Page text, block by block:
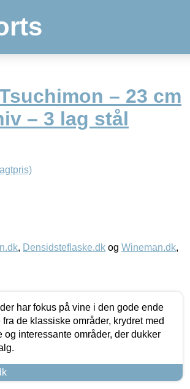
– 23 cm
– 3 lag stål
, Densidsteflaske.dk og Wineman.dk,
har fokus på vine i den gode ende
de klassiske områder, krydret med
interessante områder, der dukker